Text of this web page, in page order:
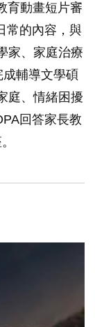
育動畫短片審
常的內容，與
家、家庭治療
輔導文學碩
庭、情緒困擾
回答家長教